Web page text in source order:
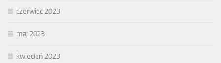
czerwiec 2023
maj 2023
kwiecień 2023